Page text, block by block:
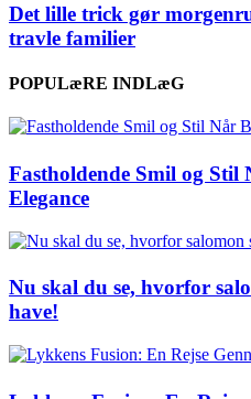
Det lille trick gør
travle familier
POPULæRE INDLæG
Fastholdende Smil og Stil
Elegance
Nu skal du se, hvorfor
have!